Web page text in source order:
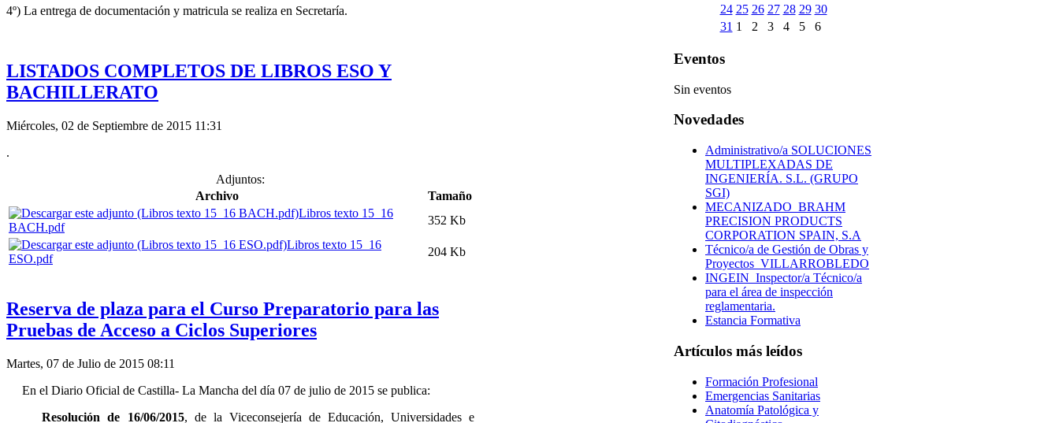
4º) La entrega de documentación y matricula se realiza en Secretaría.
LISTADOS COMPLETOS DE LIBROS ESO Y
BACHILLERATO
Miércoles, 02 de Septiembre de 2015 11:31
.
Adjuntos:
Archivo
Tamaño
Libros texto 15_16
BACH.pdf
352 Kb
Libros texto 15_16
ESO.pdf
204 Kb
Reserva de plaza para el Curso Preparatorio para las
Pruebas de Acceso a Ciclos Superiores
Martes, 07 de Julio de 2015 08:11
En el Diario Oficial de Castilla- La Mancha del día 07 de julio de 2015 se publica:
Resolución de 16/06/2015, de la Viceconsejería de Educación, Universidades e
24 25 26 27 28 29 30
31 1 2 3 4 5 6
Eventos
Sin eventos
Novedades
Administrativo/a SOLUCIONES
MULTIPLEXADAS DE
INGENIERÍA. S.L. (GRUPO
SGI)
MECANIZADO_BRAHM
PRECISION PRODUCTS
CORPORATION SPAIN, S.A
Técnico/a de Gestión de Obras y
Proyectos_VILLARROBLEDO
INGEIN_Inspector/a Técnico/a
para el área de inspección
reglamentaria.
Estancia Formativa
Artículos más leídos
Formación Profesional
Emergencias Sanitarias
Anatomía Patológica y